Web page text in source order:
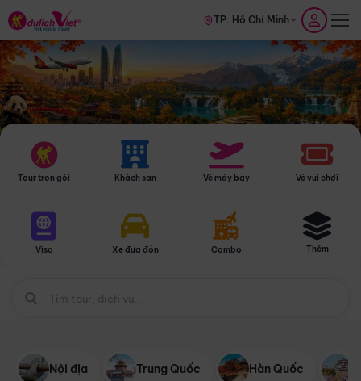
TP. Hồ Chí Minh
Tour trọn gói Khách sạn Vé máy bay Vé vui chơi
Visa Xe đưa đón Combo Thêm
Nội địa Trung Quốc Hàn Quốc